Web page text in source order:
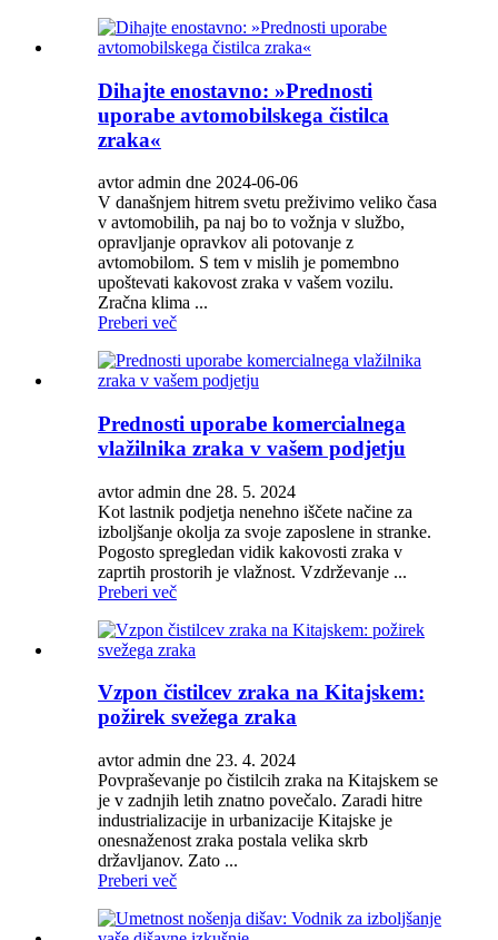
Dihajte enostavno: »Prednosti
uporabe avtomobilskega čistilca
zraka«
avtor admin dne 2024-06-06
V današnjem hitrem svetu preživimo veliko časa
v avtomobilih, pa naj bo to vožnja v službo,
opravljanje opravkov ali potovanje z
avtomobilom. S tem v mislih je pomembno
upoštevati kakovost zraka v vašem vozilu.
Zračna klima ...
Preberi več
Prednosti uporabe komercialnega
vlažilnika zraka v vašem podjetju
avtor admin dne 28. 5. 2024
Kot lastnik podjetja nenehno iščete načine za
izboljšanje okolja za svoje zaposlene in stranke.
Pogosto spregledan vidik kakovosti zraka v
zaprtih prostorih je vlažnost. Vzdrževanje ...
Preberi več
Vzpon čistilcev zraka na Kitajskem:
požirek svežega zraka
avtor admin dne 23. 4. 2024
Povpraševanje po čistilcih zraka na Kitajskem se
je v zadnjih letih znatno povečalo. Zaradi hitre
industrializacije in urbanizacije Kitajske je
onesnaženost zraka postala velika skrb
državljanov. Zato ...
Preberi več